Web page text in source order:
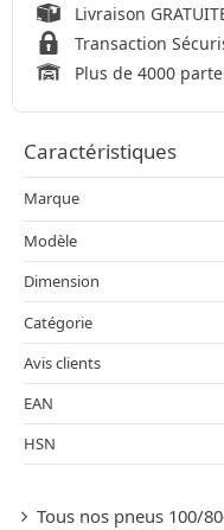
Livraison
Transaction
Plus de 4000
Caractéristiques
Marque
Modèle
Dimension
Catégorie
Avis clients
EAN
HSN
Tous nos pneus 100/